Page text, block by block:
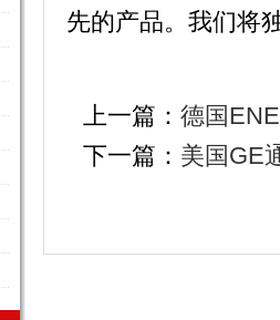
先的产品。我们将
上一篇： 德国
下一篇： 美国GE